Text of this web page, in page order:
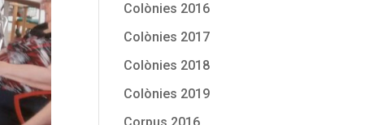
Colònies 2016
Colònies 2017
Colònies 2018
Colònies 2019